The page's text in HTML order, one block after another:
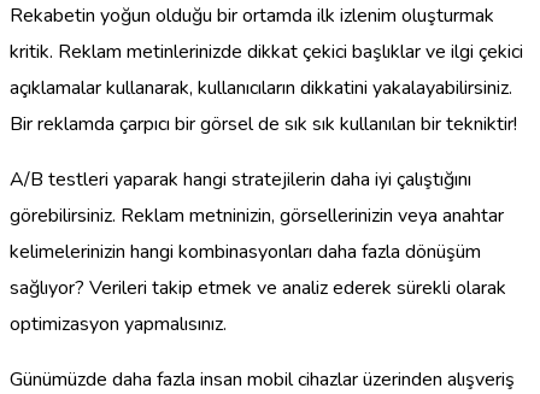
Rekabetin yoğun olduğu bir ortamda ilk izlenim oluşturmak
kritik. Reklam metinlerinizde dikkat çekici başlıklar ve ilgi çekici
açıklamalar kullanarak, kullanıcıların dikkatini yakalayabilirsiniz.
Bir reklamda çarpıcı bir görsel de sık sık kullanılan bir tekniktir!
A/B testleri yaparak hangi stratejilerin daha iyi çalıştığını
görebilirsiniz. Reklam metninizin, görsellerinizin veya anahtar
kelimelerinizin hangi kombinasyonları daha fazla dönüşüm
sağlıyor? Verileri takip etmek ve analiz ederek sürekli olarak
optimizasyon yapmalısınız.
Günümüzde daha fazla insan mobil cihazlar üzerinden alışveriş